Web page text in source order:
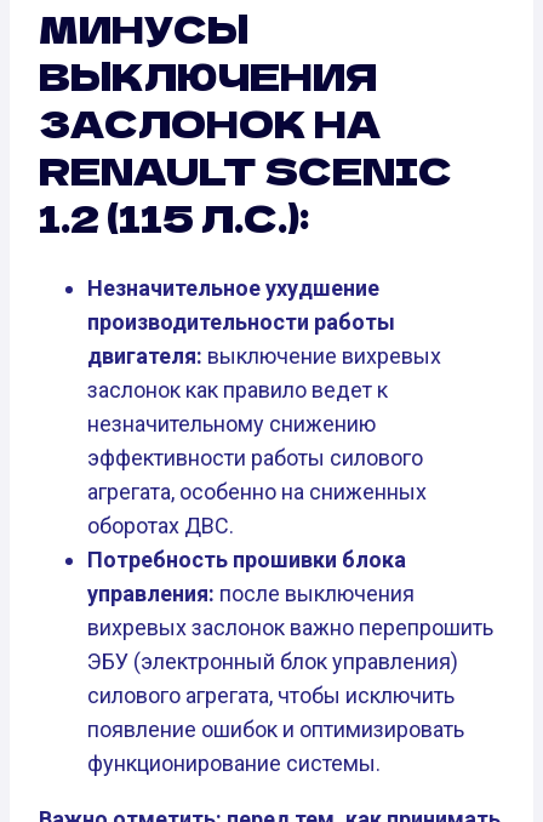
МИНУСЫ
ВЫКЛЮЧЕНИЯ
ЗАСЛОНОК НА
RENAULT SCENIC
1.2 (115 Л.С.):
Незначительное ухудшение
производительности работы
двигателя: выключение вихревых
заслонок как правило ведет к
незначительному снижению
эффективности работы силового
агрегата, особенно на сниженных
оборотах ДВС.
Потребность прошивки блока
управления: после выключения
вихревых заслонок важно перепрошить
ЭБУ (электронный блок управления)
силового агрегата, чтобы исключить
появление ошибок и оптимизировать
функционирование системы.